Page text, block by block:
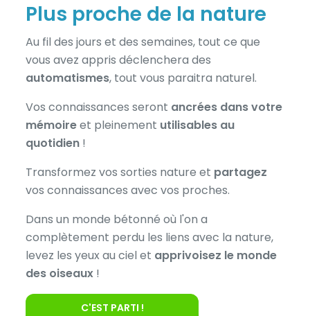
Plus proche de la nature
Au fil des jours et des semaines, tout ce que
vous avez appris déclenchera des
automatismes, tout vous paraitra naturel.
Vos connaissances seront ancrées dans votre
mémoireet pleinement utilisables au
quotidien !
Transformez vos sorties nature et partagez
vos connaissances avec vos proches.
Dans un monde bétonné où l'on a
complètement perdu les liens avec la nature,
levez les yeux au ciel et apprivoisez le monde
des oiseaux !
C'EST PARTI !